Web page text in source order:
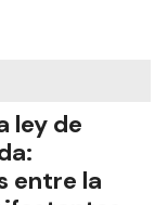
ley de
entre la